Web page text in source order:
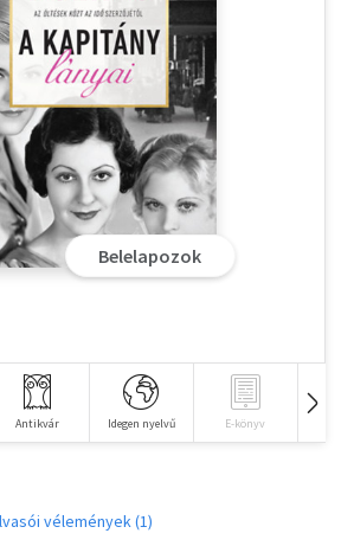
Belelapozok
Antikvár Idegen nyelvű E-könyv
vélemények (1)